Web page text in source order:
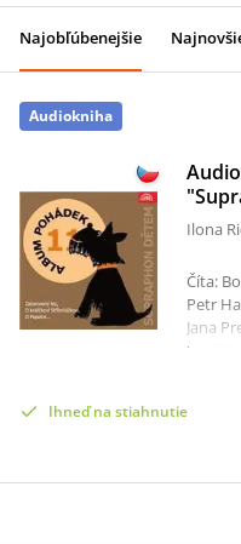
Najobľúbenejšie
Audiokniha
Ilona
Číta:
Petr
Jana
Josef
Musil,
Ihneď na stiahnutie